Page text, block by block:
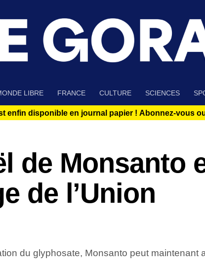
LIBRE FRANCE CULTURE SCIENCES
enfin disponible en journal papier ! Abonnez-vous
de Monsanto
de l’Union
du glyphosate, Monsanto peut